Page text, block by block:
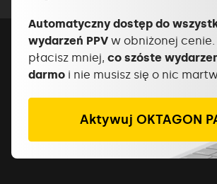
Automatyczny dostęp do
wydarzeń PPV w obniżonej cenie.
płacisz mniej, co szóste
darmo i nie musisz się o nic
Aktywuj OKTAGON